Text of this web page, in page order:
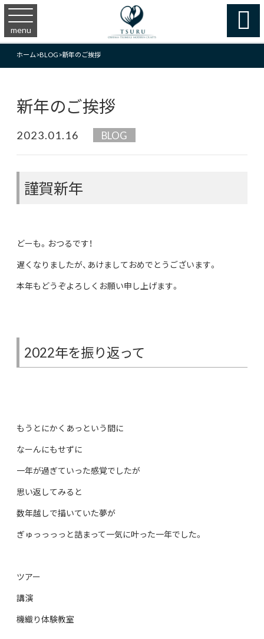
menu 
ホーム>BLOG>新年のご挨拶
新年のご挨拶
2023.01.16 BLOG
謹賀新年
どーも。おつるです！
遅くなりましたが、あけましておめでとうございます。
本年もどうぞよろしくお願い申し上げます。
2022年を振り返って
もうとにかくあっという間に
なーんにもせずに
一年が過ぎていった感覚でしたが
思い返してみると
数年越しで描いていた夢が
ぎゅっっっっと詰まって一気に叶った一年でした。
ツアー
講演
機織り体験教室